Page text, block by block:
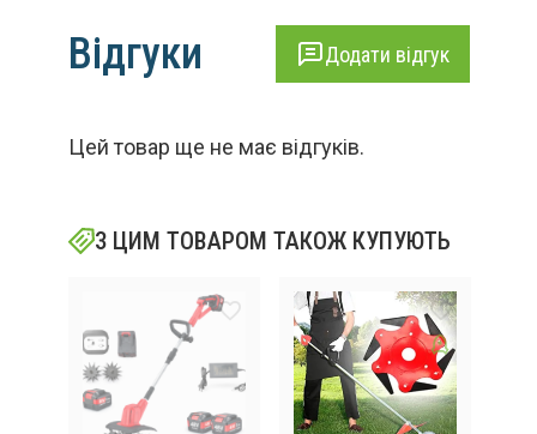
Відгуки Додати відгук
Цей товар ще не має відгуків.
З ЦИМ ТОВАРОМ ТАКОЖ КУПУЮТЬ